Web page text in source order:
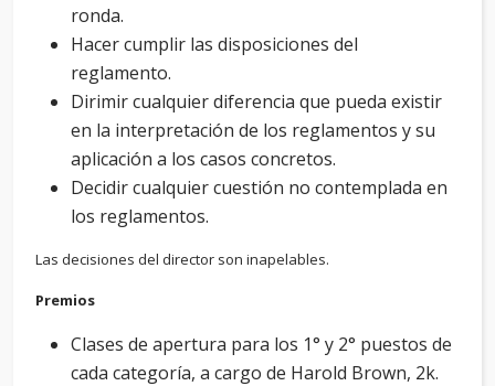
ronda.
Hacer cumplir las disposiciones del
reglamento.
Dirimir cualquier diferencia que pueda existir
en la interpretación de los reglamentos y su
aplicación a los casos concretos.
Decidir cualquier cuestión no contemplada en
los reglamentos.
Las decisiones del director son inapelables.
Premios
Clases de apertura para los 1° y 2° puestos de
cada categoría, a cargo de Harold Brown, 2k.